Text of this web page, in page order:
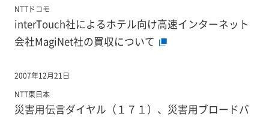
NTTドコモ
interTouch社によるホテル向け高速インターネット
会社MagiNet社の買収について
2007年12月21日
NTT東日本
災害用伝言ダイヤル（１７１）、災害用ブロードバ